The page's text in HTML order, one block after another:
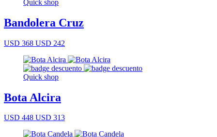
Quick shop
Bandolera Cruz
USD 368 USD 242
Quick shop
Bota Alcira
USD 448 USD 313